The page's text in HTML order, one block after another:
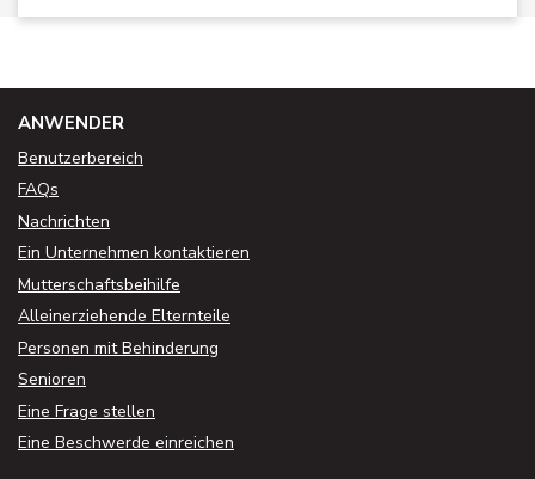
ANWENDER
Benutzerbereich
FAQs
Nachrichten
Ein Unternehmen kontaktieren
Mutterschaftsbeihilfe
Alleinerziehende Elternteile
Personen mit Behinderung
Senioren
Eine Frage stellen
Eine Beschwerde einreichen